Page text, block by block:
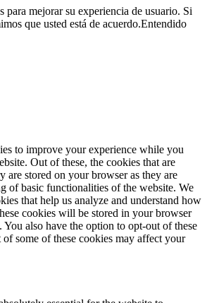
para mejorar su experiencia de usuario. Si
que usted está de acuerdo.Entendido
to improve your experience while you
Out of these, the cookies that are
are stored on your browser as they are
of basic functionalities of the website. We
that help us analyze and understand how
cookies will be stored in your browser
also have the option to opt-out of these
some of these cookies may affect your